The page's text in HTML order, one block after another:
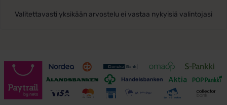
Valitettavasti yksikään arvostelu ei vastaa nykyisiä valintojasi
Toimitusehdot